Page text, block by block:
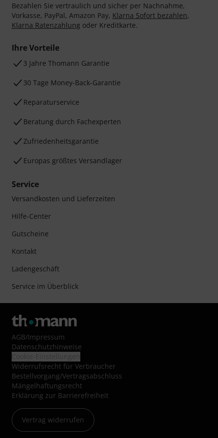
Bezahlen Sie vertraulich und sicher per Nachnahme,
Vorkasse, PayPal, Amazon Pay, Klarna Sofort bezahlen,
Klarna Ratenzahlung oder Kreditkarte.
Ihre Vorteile
3 Jahre Thomann Garantie
30 Tage Money-Back-Garantie
Reparaturservice
Beratung durch Fachexperten
Zufriedenheitsgarantie
Europas größtes Versandlager
Service
Versandkosten und Lieferzeiten
Hilfe-Center
Gutscheine
Kontakt
Ladengeschäft
Service im Überblick
AGB/Impressum
Datenschutzhinweise
Widerrufsrecht für Verbraucher
Bestellvorgang/Vertragsabschluss
Mängelhaftungsrecht
Erklärung zur Barrierefreiheit
Vertrag widerrufen